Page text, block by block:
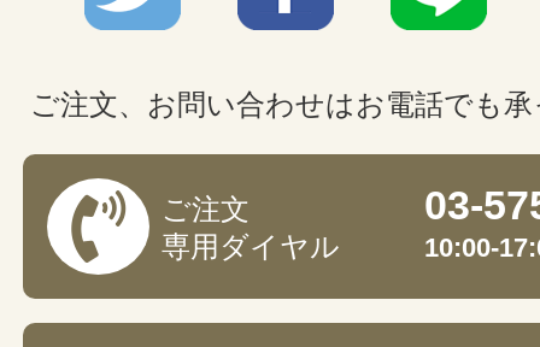
ご注文、お問い合わせはお電話でも
ご注文
専用ダイヤル
03-
10:00-